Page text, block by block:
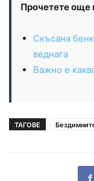
Прочетете още
Скъсана
веднага
Важно е
ТАГОВЕ